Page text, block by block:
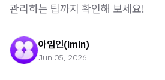
관리하는 팁까지 확인해 보세요!
아임인(imin)
Jun 05, 2026